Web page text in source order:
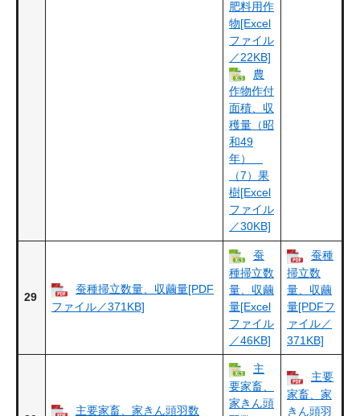
肥料用作
物[Excel
ファイル
／22KB]
農
作物作付
面積、収
穫量（昭
和49
年）
（7）果
樹[Excel
ファイル
／30KB]
29
蚕種掃立数量、収繭量[PDF
ファイル／371KB]
蚕
種掃立数
量、収繭
量[Excel
ファイル
／46KB]
蚕種
掃立数
量、収繭
量[PDFフ
ァイル／
371KB]
主要家畜、家きん頭羽数
主
要家畜、
家きん頭
主要
家畜、家
きん頭羽